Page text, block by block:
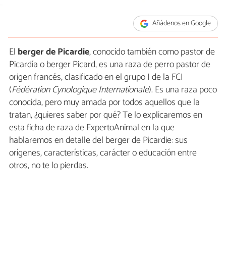
Añádenos en Google
El berger de Picardie, conocido también como pastor de
Picardía o berger Picard, es una raza de perro pastor de
origen francés, clasificado en el grupo I de la FCI
(Fédération Cynologique Internationale). Es una raza poco
conocida, pero muy amada por todos aquellos que la
tratan, ¿quieres saber por qué? Te lo explicaremos en
esta ficha de raza de ExpertoAnimal en la que
hablaremos en detalle del berger de Picardie: sus
orígenes, características, carácter o educación entre
otros, no te lo pierdas.